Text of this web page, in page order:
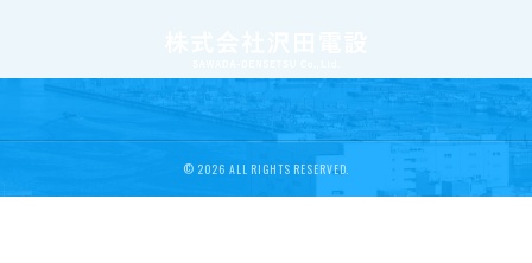
© 2026 ALL RIGHTS RESERVED.